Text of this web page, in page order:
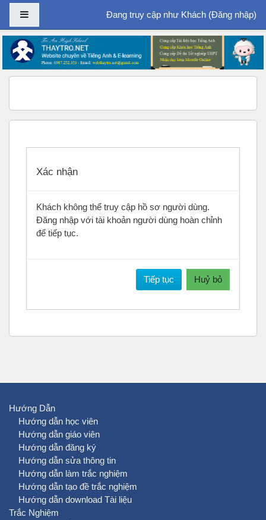
Chuyển tới nội dung chính
Bảng điều khiển cạnhĐang truy cập như Khách (Đăng nhập)
Xác nhận
Khách không thể truy cập hồ sơ người dùng.
Đăng nhập với tài khoản người dùng hoàn chỉnh
để tiếp tục.
Tiếp tục Huỷ bỏ
Hướng Dẫn
Hướng dẫn học viên
Hướng dẫn giáo viên
Hướng dẫn đăng ký
Hướng dẫn sửa thông tin
Hướng dẫn làm trắc nghiệm
Hướng dẫn tạo đề trắc nghiệm
Hướng dẫn download Tài liệu
Trắc Nghiệm